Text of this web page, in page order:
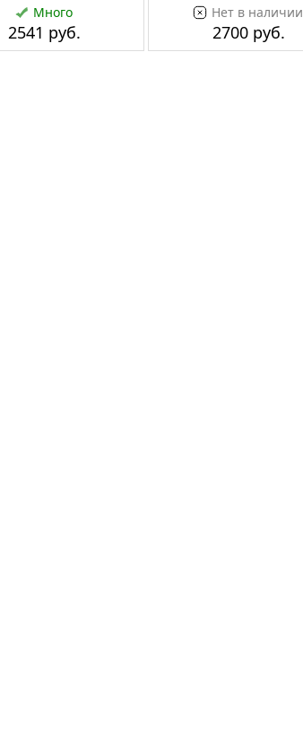
Много
2541 руб.
Нет в наличии
2700 руб.